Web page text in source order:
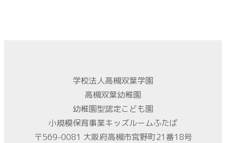
学校法人高槻双葉学園
高槻双葉幼稚園
幼稚園型認定こども園
小規模保育事業キッズルームふたば
〒569-0081 大阪府高槻市宮野町21番18号